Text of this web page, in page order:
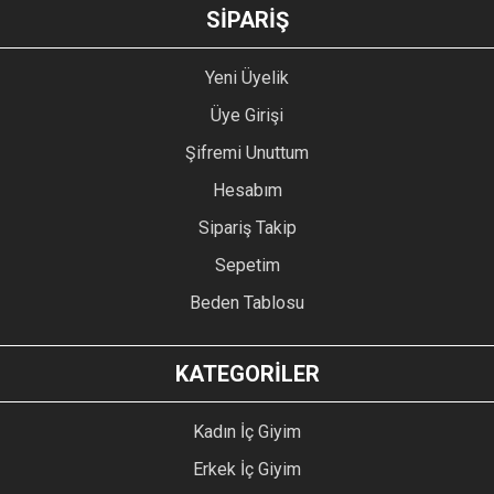
GÖNDER
SİPARİŞ
Yeni Üyelik
Üye Girişi
Şifremi Unuttum
Hesabım
Sipariş Takip
Sepetim
Beden Tablosu
KATEGORİLER
Kadın İç Giyim
Erkek İç Giyim